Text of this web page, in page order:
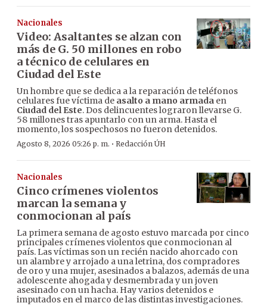
Nacionales
Video: Asaltantes se alzan con
más de G. 50 millones en robo
a técnico de celulares en
Ciudad del Este
Un hombre que se dedica a la reparación de teléfonos
celulares fue víctima de asalto a mano armada en
Ciudad del Este. Dos delincuentes lograron llevarse G.
58 millones tras apuntarlo con un arma. Hasta el
momento, los sospechosos no fueron detenidos.
Agosto 8, 2026 05:26 p. m. · Redacción ÚH
Nacionales
Cinco crímenes violentos
marcan la semana y
conmocionan al país
La primera semana de agosto estuvo marcada por cinco
principales crímenes violentos que conmocionan al
país. Las víctimas son un recién nacido ahorcado con
un alambre y arrojado a una letrina, dos compradores
de oro y una mujer, asesinados a balazos, además de una
adolescente ahogada y desmembrada y un joven
asesinado con un hacha. Hay varios detenidos e
imputados en el marco de las distintas investigaciones.